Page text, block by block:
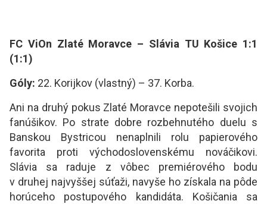
FC ViOn Zlaté Moravce – Slávia TU Košice 1:1
(1:1)
Góly: 22. Korijkov (vlastný) – 37. Korba.
Ani na druhý pokus Zlaté Moravce nepotešili svojich
fanúšikov. Po strate dobre rozbehnutého duelu s
Banskou Bystricou nenaplnili rolu papierového
favorita proti východoslovenskému nováčikovi.
Slávia sa raduje z vôbec premiérového bodu
v druhej najvyššej súťaži, navyše ho získala na pôde
horúceho postupového kandidáta. Košičania sa